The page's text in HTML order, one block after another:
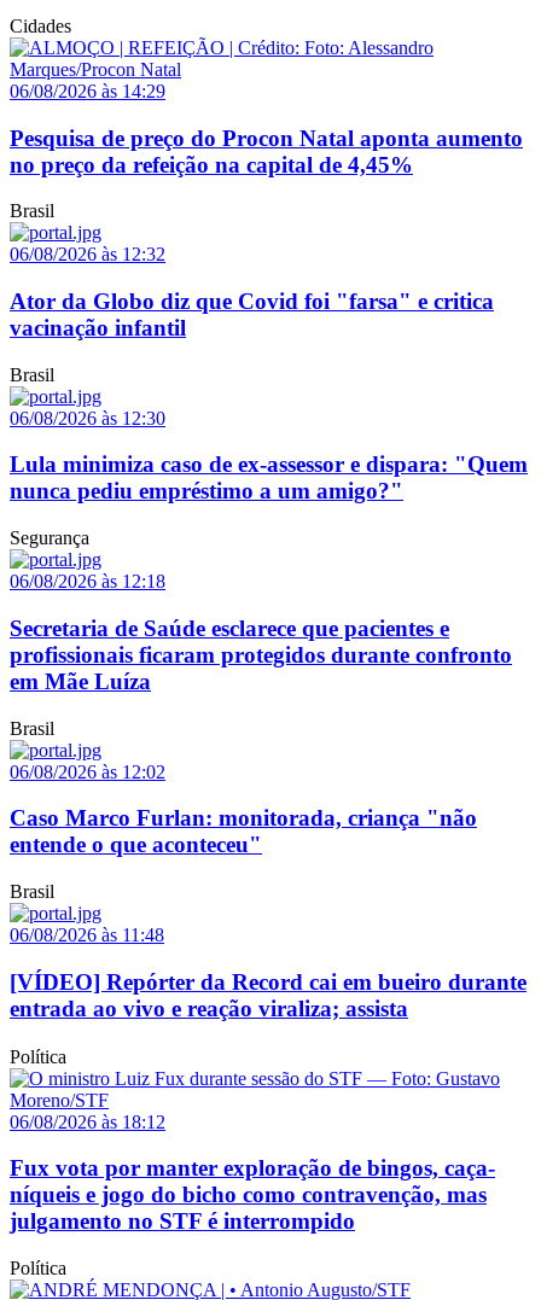
Cidades
06/08/2026 às 14:29
Pesquisa de preço do Procon Natal aponta aumento
no preço da refeição na capital de 4,45%
Brasil
06/08/2026 às 12:32
Ator da Globo diz que Covid foi "farsa" e critica
vacinação infantil
Brasil
06/08/2026 às 12:30
Lula minimiza caso de ex-assessor e dispara: "Quem
nunca pediu empréstimo a um amigo?"
Segurança
06/08/2026 às 12:18
Secretaria de Saúde esclarece que pacientes e
profissionais ficaram protegidos durante confronto
em Mãe Luíza
Brasil
06/08/2026 às 12:02
Caso Marco Furlan: monitorada, criança "não
entende o que aconteceu"
Brasil
06/08/2026 às 11:48
[VÍDEO] Repórter da Record cai em bueiro durante
entrada ao vivo e reação viraliza; assista
Política
06/08/2026 às 18:12
Fux vota por manter exploração de bingos, caça-
níqueis e jogo do bicho como contravenção, mas
julgamento no STF é interrompido
Política